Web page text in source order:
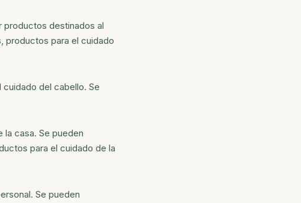
productos destinados al
productos para el cuidado
del cabello. Se
casa. Se pueden
para el cuidado de la
Se pueden